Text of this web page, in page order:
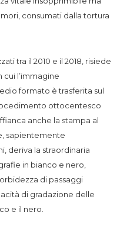
consumati dalla tortura
tra il 2010 e il 2018, risiede
l’immagine
formato è trasferita sul
ottocentesco
anche la stampa al
sapientemente
deriva la straordinaria
in bianco e nero,
di passaggi
di gradazione delle
e il nero.